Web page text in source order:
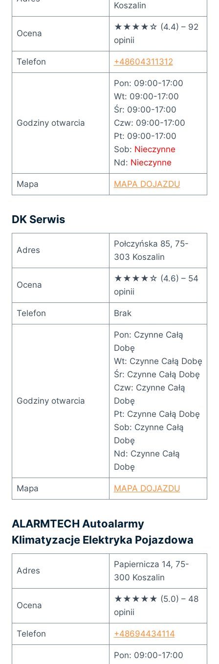
Koszalin
Ocena
★★★★☆ (4.4) – 92
opinii
Telefon +48604311312
Godziny otwarcia
Pon: 09:00-17:00
Wt: 09:00-17:00
Śr: 09:00-17:00
Czw: 09:00-17:00
Pt: 09:00-17:00
Sob: Nieczynne
Nd: Nieczynne
Mapa MAPA DOJAZDU
DK Serwis
Adres
Połczyńska 85, 75-
303 Koszalin
Ocena
★★★★☆ (4.6) – 54
opinii
Telefon Brak
Godziny otwarcia
Pon: Czynne Całą
Dobę
Wt: Czynne Całą Dobę
Śr: Czynne Całą Dobę
Czw: Czynne Całą
Dobę
Pt: Czynne Całą Dobę
Sob: Czynne Całą
Dobę
Nd: Czynne Całą
Dobę
Mapa MAPA DOJAZDU
ALARMTECH Autoalarmy
Klimatyzacje Elektryka Pojazdowa
Adres
Papiernicza 14, 75-
300 Koszalin
Ocena
★★★★★ (5.0) – 48
opinii
Telefon +48694434114
Pon: 09:00-17:00